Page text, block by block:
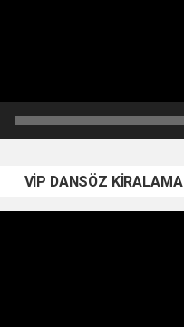
VİP DANSÖZ KİRALAMA